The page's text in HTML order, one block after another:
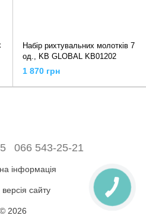
Набір рихтувальних молотків 7
од., KB GLOBAL KB01202
1 870 грн
066 543-25-21
інформація
сайту
© 2026